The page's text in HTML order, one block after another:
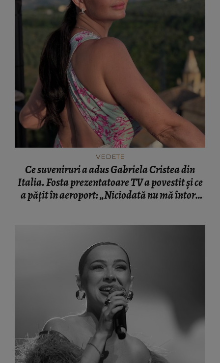
VEDETE
Ce suveniruri a adus Gabriela Cristea din
Italia. Fosta prezentatoare TV a povestit și ce
a pățit în aeroport: „Niciodată nu mă întorc